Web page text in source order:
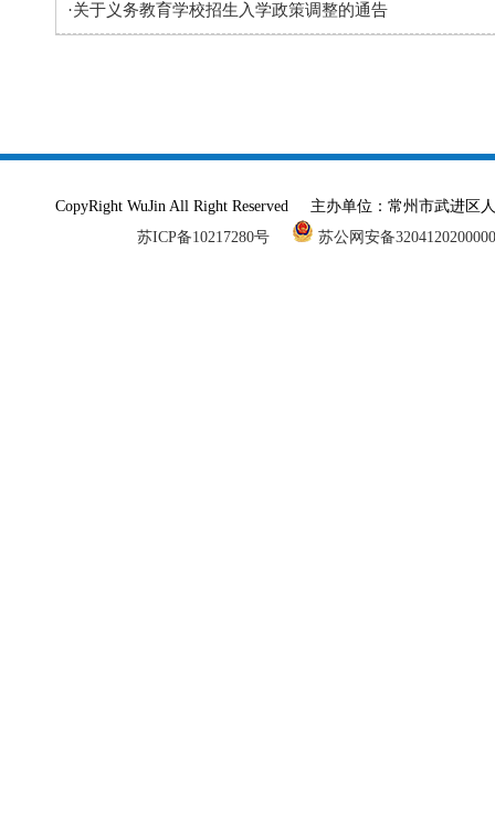
·关于义务教育学校招生入学政策调整的通告
CopyRight WuJin All Right Reserved 主办单位：常州市武进
苏ICP备10217280号
苏公网安备